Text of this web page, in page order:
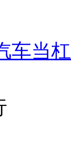
车当